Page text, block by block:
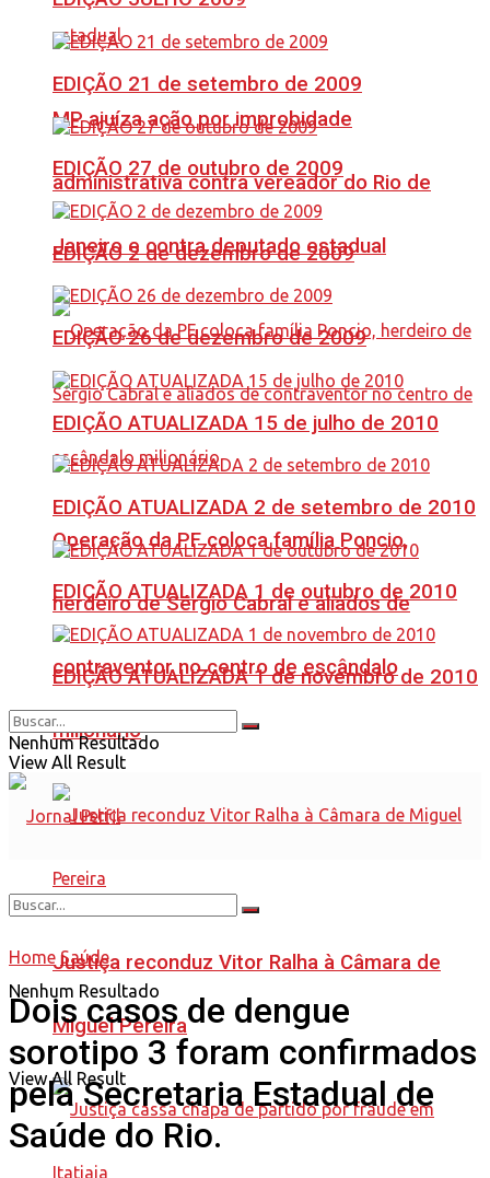
MP ajuíza ação por improbidade
administrativa contra vereador do Rio de
Janeiro e contra deputado estadual
Operação da PF coloca família Poncio,
herdeiro de Sérgio Cabral e aliados de
contraventor no centro de escândalo
milionário
Justiça reconduz Vitor Ralha à Câmara de
Miguel Pereira
EDIÇÃO 21 de setembro de 2009
EDIÇÃO 27 de outubro de 2009
EDIÇÃO 2 de dezembro de 2009
EDIÇÃO 26 de dezembro de 2009
EDIÇÃO ATUALIZADA 15 de julho de 2010
EDIÇÃO ATUALIZADA 2 de setembro de 2010
EDIÇÃO ATUALIZADA 1 de outubro de 2010
EDIÇÃO ATUALIZADA 1 de novembro de 2010
Nenhum Resultado
View All Result
Nenhum Resultado
View All Result
Home Saúde
Dois casos de dengue
sorotipo 3 foram confirmados
pela Secretaria Estadual de
Saúde do Rio.